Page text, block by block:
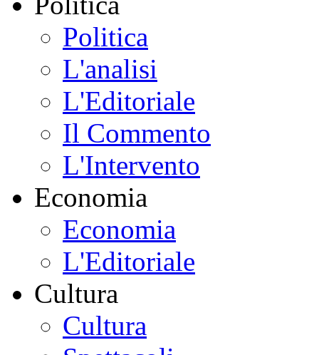
Politica
L'analisi
L'Editoriale
Il Commento
L'Intervento
Economia
Economia
L'Editoriale
Cultura
Cultura